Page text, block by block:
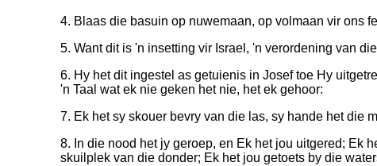
4. Blaas die basuin op nuwemaan, op volmaan vir ons
5. Want dit is 'n insetting vir Israel, 'n verordening van
6. Hy het dit ingestel as getuienis in Josef toe Hy
'n Taal wat ek nie geken het nie, het ek gehoor:
7. Ek het sy skouer bevry van die las, sy hande het die
8. In die nood het jy geroep, en Ek het jou uitgered; Ek
skuilplek van die donder; Ek het jou getoets by die